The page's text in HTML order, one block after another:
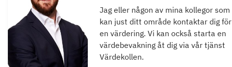
Jag eller någon av mina kollegor som
kan just ditt område kontaktar dig för
en värdering. Vi kan också starta en
värdebevakning åt dig via vår tjänst
Värdekollen.